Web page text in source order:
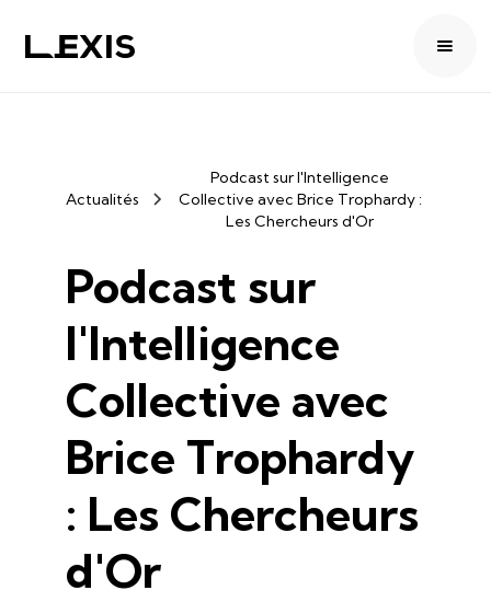
Actualités
Podcast sur l'Intelligence
Collective avec Brice Trophardy :
Les Chercheurs d'Or
Podcast sur
l'Intelligence
Collective avec
Brice Trophardy
: Les Chercheurs
d'Or